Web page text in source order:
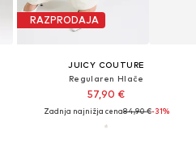
RAZPRODAJA
JUICY COUTURE
Regularen Hlače
57,90 €
Zadnja najnižja cena84,90 €-31%